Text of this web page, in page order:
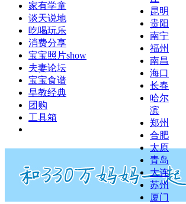
昆明
贵阳
南宁
福州
南昌
海口
长春
哈尔
滨
郑州
合肥
太原
青岛
大连
苏州
厦门
家有学童
谈天说地
吃喝玩乐
消费分享
宝宝照片show
夫妻论坛
宝宝食谱
早教经典
团购
工具箱